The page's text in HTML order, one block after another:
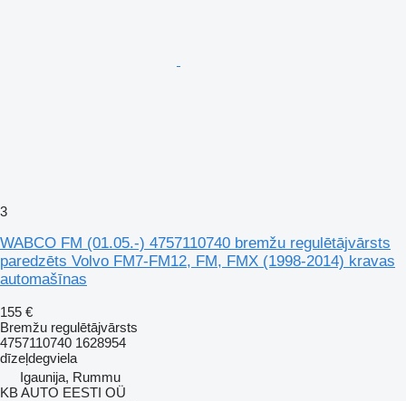
3
WABCO FM (01.05.-) 4757110740 bremžu regulētājvārsts
paredzēts Volvo FM7-FM12, FM, FMX (1998-2014) kravas
automašīnas
155 €
Bremžu regulētājvārsts
4757110740 1628954
dīzeļdegviela
Igaunija, Rummu
KB AUTO EESTI OÜ